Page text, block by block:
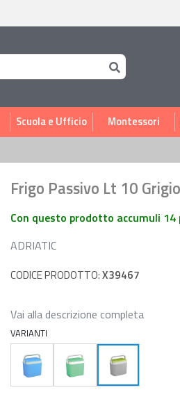
Scuola e Ufficio Montessori
Frigo Passivo Lt 10
Con questo prodotto accumuli 14
ADRIATIC
CODICE PRODOTTO:X39467
Vai alla descrizione completa
VARIANTI